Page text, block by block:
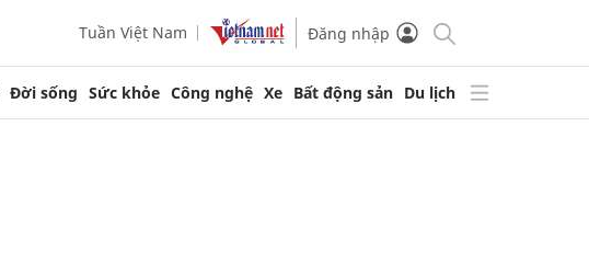
Tuần Việt Nam Đăng nhập
Đời sống Sức khỏe Công nghệ Xe Bất động sản Du lịch